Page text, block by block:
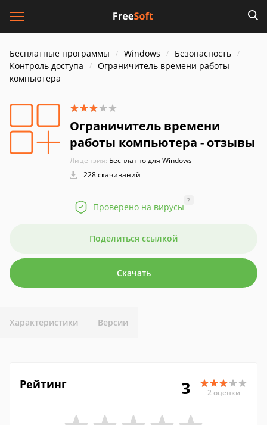
Бесплатные программы Windows
Безопасность
Контроль доступа
Ограничитель времени работы
компьютера
Ограничитель времени
работы компьютера - отзывы
Лицензия: Бесплатно для Windows
228 скачиваний
Проверено на вирусы
?
Поделиться ссылкой
Скачать
Характеристики Версии
Рейтинг 3 2 оценки